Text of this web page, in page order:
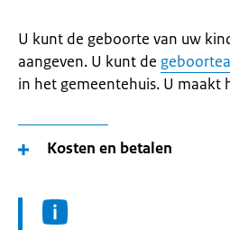
U kunt de geboorte van uw
aangeven. U kunt de
in het gemeentehuis. U maakt
Kosten en betalen